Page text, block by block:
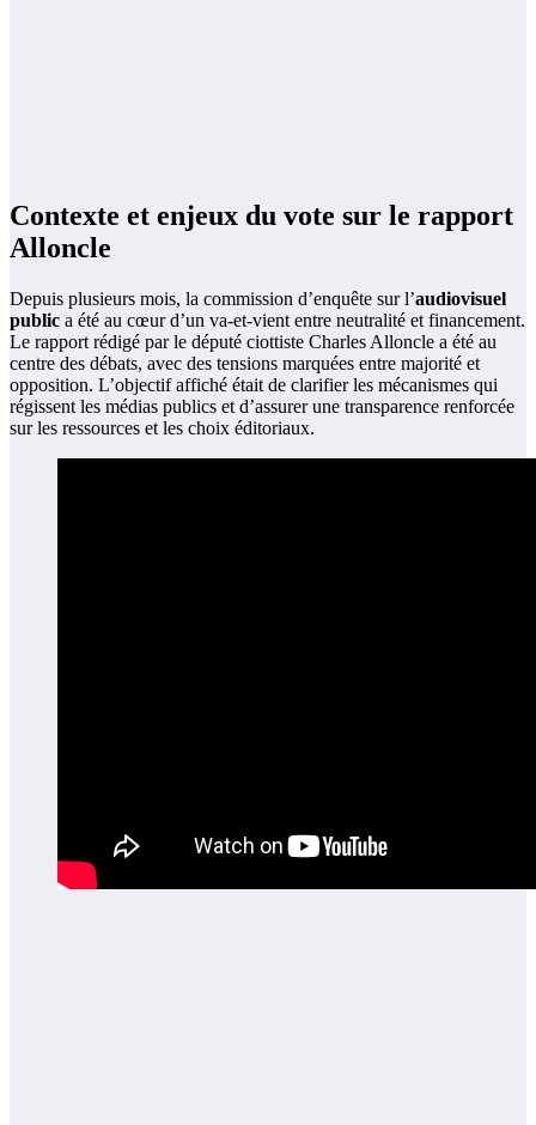
Contexte et enjeux du vote sur le rapport
Alloncle
Depuis plusieurs mois, la commission d’enquête sur l’audiovisuel
public a été au cœur d’un va-et-vient entre neutralité et financement.
Le rapport rédigé par le député ciottiste Charles Alloncle a été au
centre des débats, avec des tensions marquées entre majorité et
opposition. L’objectif affiché était de clarifier les mécanismes qui
régissent les médias publics et d’assurer une transparence renforcée
sur les ressources et les choix éditoriaux.